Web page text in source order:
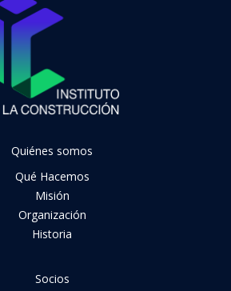
Quiénes somos
Qué Hacemos
Misión
Organización
Historia
Socios